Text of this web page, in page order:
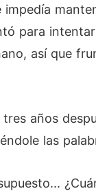
para
así que
años
las